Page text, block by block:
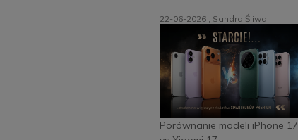
Porównanie modeli iPhone 17
22-06-2026 , Sandra Śliwa